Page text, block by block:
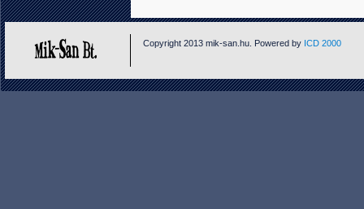
Copyright 2013 mik-san.hu. Powered by ICD 2000